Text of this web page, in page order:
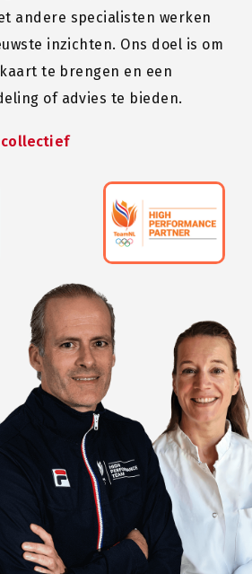
andere specialisten werken
inzichten. Ons doel is om
te brengen en een
of advies te bieden.
collectief